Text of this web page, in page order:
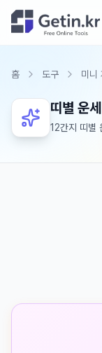
홈 도구 미니
띠별 운세
12간지 띠별